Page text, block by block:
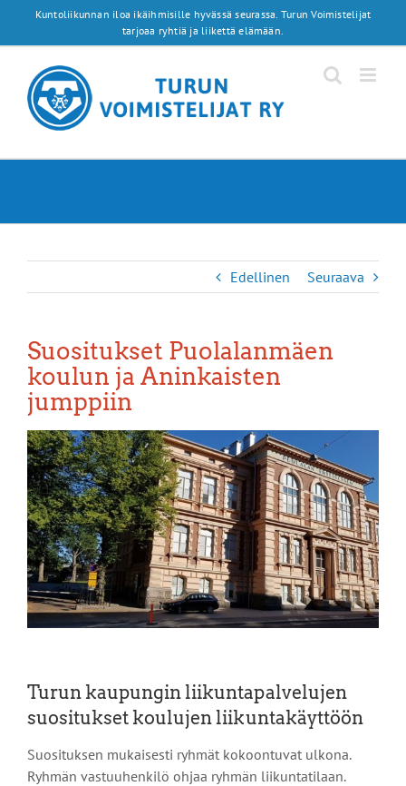
Kuntoliikunnan iloa ikäihmisille hyvässä seurassa. Turun Voimistelijat
tarjoaa ryhtiä ja liikettä elämään.
Edellinen Seuraava
Suositukset Puolalanmäen
koulun ja Aninkaisten
jumppiin
Katso
kuvaa
isompana
Turun kaupungin liikuntapalvelujen
suositukset koulujen liikuntakäyttöön
Suosituksen mukaisesti ryhmät kokoontuvat ulkona.
Ryhmän vastuuhenkilö ohjaa ryhmän liikuntatilaan.